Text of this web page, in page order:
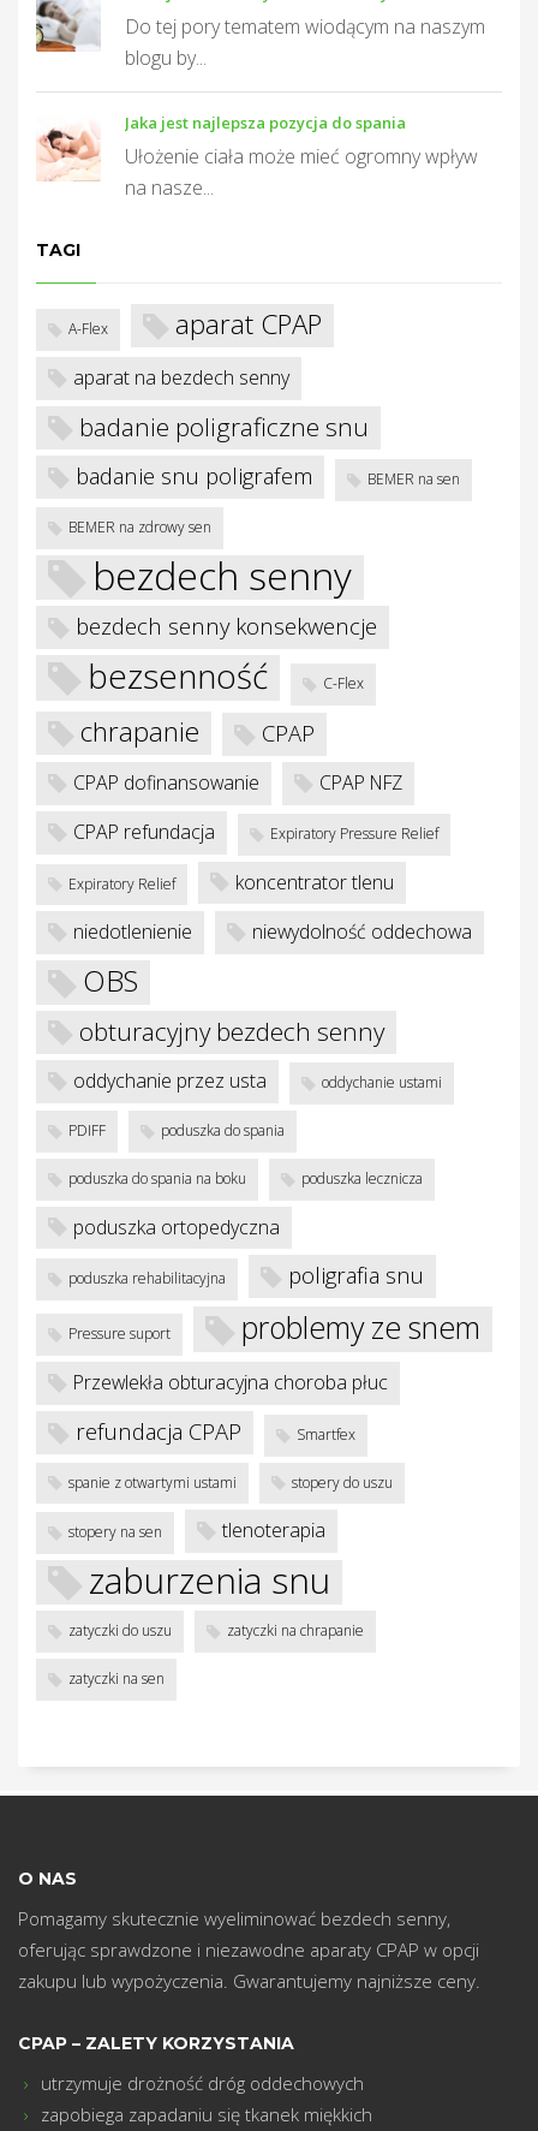
Do tej pory tematem wiodącym na naszym
blogu by...
Jaka jest najlepsza pozycja do spania
Ułożenie ciała może mieć ogromny wpływ
na nasze...
TAGI
A-Flex aparat CPAP
aparat na bezdech senny
badanie poligraficzne snu
badanie snu poligrafem BEMER na sen
BEMER na zdrowy sen
bezdech senny
bezdech senny konsekwencje
bezsenność C-Flex
chrapanie CPAP
CPAP dofinansowanie
CPAP NFZ
CPAP refundacja
Expiratory Pressure Relief
Expiratory Relief
koncentrator tlenu
niedotlenienie
niewydolność oddechowa
OBS
obturacyjny bezdech senny
oddychanie przez usta oddychanie ustami
PDIFF poduszka do spania
poduszka do spania na boku poduszka lecznicza
poduszka ortopedyczna
poduszka rehabilitacyjna poligrafia snu
Pressure suport problemy ze snem
Przewlekła obturacyjna choroba płuc
refundacja CPAP Smartfex
spanie z otwartymi ustami stopery do uszu
stopery na sen tlenoterapia
zaburzenia snu
zatyczki do uszu zatyczki na chrapanie
zatyczki na sen
O NAS
Pomagamy skutecznie wyeliminować bezdech senny,
oferując sprawdzone i niezawodne aparaty CPAP w opcji
zakupu lub wypożyczenia. Gwarantujemy najniższe ceny.
CPAP – ZALETY KORZYSTANIA
utrzymuje drożność dróg oddechowych
zapobiega zapadaniu się tkanek miękkich